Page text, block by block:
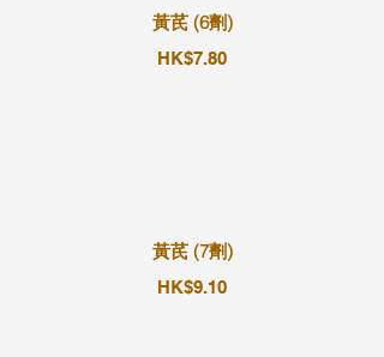
黃芪 (6劑)
HK$7.80
黃芪 (7劑)
HK$9.10